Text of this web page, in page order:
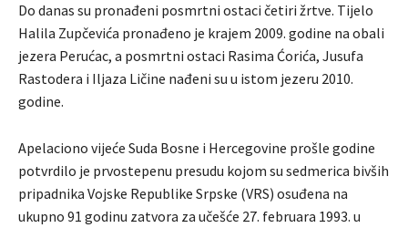
Do danas su pronađeni posmrtni ostaci četiri žrtve. Tijelo
Halila Zupčevića pronađeno je krajem 2009. godine na obali
jezera Perućac, a posmrtni ostaci Rasima Ćorića, Jusufa
Rastodera i Iljaza Ličine nađeni su u istom jezeru 2010.
godine.
Apelaciono vijeće Suda Bosne i Hercegovine prošle godine
potvrdilo je prvostepenu presudu kojom su sedmerica bivših
pripadnika Vojske Republike Srpske (VRS) osuđena na
ukupno 91 godinu zatvora za učešće 27. februara 1993. u